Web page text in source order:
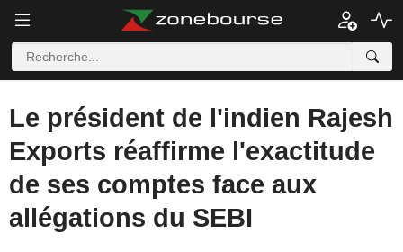
Le président de l'indien Rajesh
Exports réaffirme l'exactitude
de ses comptes face aux
allégations du SEBI